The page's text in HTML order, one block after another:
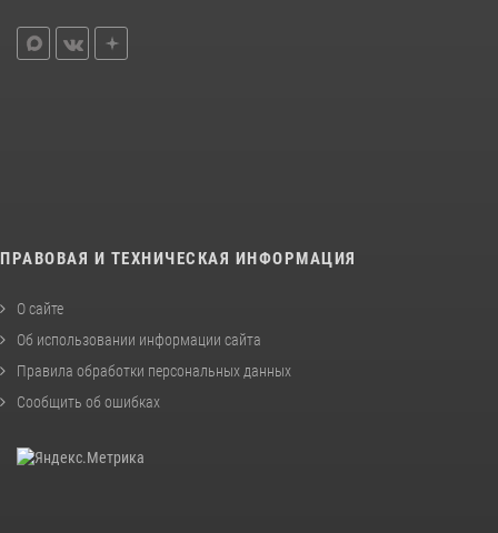
ПРАВОВАЯ И ТЕХНИЧЕСКАЯ ИНФОРМАЦИЯ
О сайте
Об использовании информации сайта
Правила обработки персональных данных
Сообщить об ошибках